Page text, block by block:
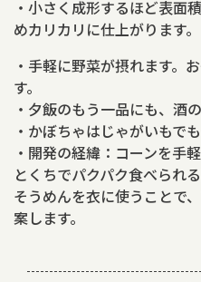
・小さく成形するほど表面
めカリカリに仕上がります。
・手軽に野菜が摂れます。
す。
・夕飯のもう一品にも、酒
・かぼちゃはじゃがいもで
・開発の経緯：コーンを手
とくちでパクパク食べられ
そうめんを衣に使うことで
案します。